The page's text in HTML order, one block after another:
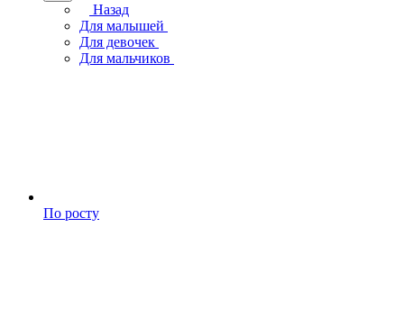
Назад
Для малышей
Для девочек
Для мальчиков
По росту